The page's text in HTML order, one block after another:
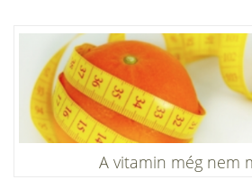
A vitamin még nem